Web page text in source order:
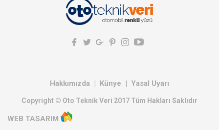
Hakkımızda Künye Yasal Uyarı
Copyright © Oto Teknik Veri 2017 Tüm Hakları Saklıdır
WEB TASARIM